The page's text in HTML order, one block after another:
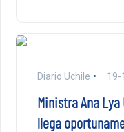
Diario Uchile 19-
Ministra Ana
llega